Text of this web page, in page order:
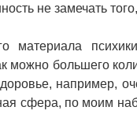
не замечать
материала
можно большего
например,
сфера, по моим